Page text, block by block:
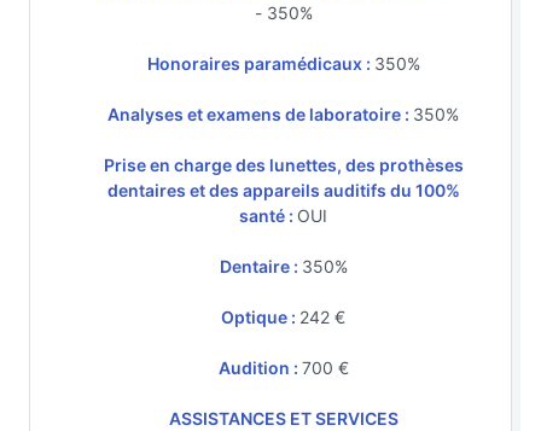
- 350%
Honoraires paramédicaux : 350%
Analyses et examens de laboratoire : 350%
Prise en charge des lunettes, des prothèses
dentaires et des appareils auditifs du 100%
santé : OUI
Dentaire : 350%
Optique : 242 €
Audition : 700 €
ASSISTANCES ET SERVICES